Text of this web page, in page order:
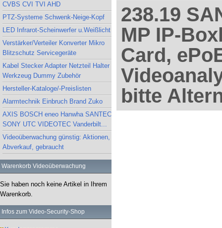
CVBS CVI TVI AHD
PTZ-Systeme Schwenk-Neige-Kopf
LED Infrarot-Scheinwerfer u.Weißlicht
Verstärker/Verteiler Konverter Mikro
Blitzschutz Servicegeräte
Kabel Stecker Adapter Netzteil Halter
Werkzeug Dummy Zubehör
Hersteller-Kataloge/-Preislisten
Alarmtechnik Einbruch Brand Zuko
AXIS BOSCH eneo Hanwha SANTEC
SONY UTC VIDEOTEC Vanderbilt...
Videoüberwachung günstig: Aktionen,
Abverkauf, gebraucht
Warenkorb Videoüberwachung
Sie haben noch keine Artikel in Ihrem
Warenkorb.
Infos zum Video-Security-Shop
238.19
MP IP-
Card,
bitte